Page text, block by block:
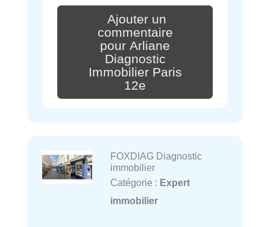
Ajouter un
commentaire
pour Arliane
Diagnostic
Immobilier Paris
12e
FOXDIAG Diagnostic
immobilier
Catégorie : Expert
immobilier